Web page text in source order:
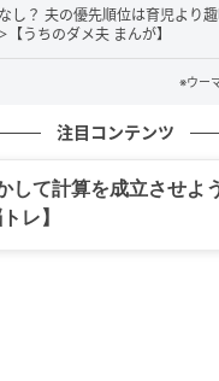
し？ 夫の優先順位は育児より
【うちのダメ夫 まんが】
※ウー
注目コンテンツ
して計算を成立させよ
レ】